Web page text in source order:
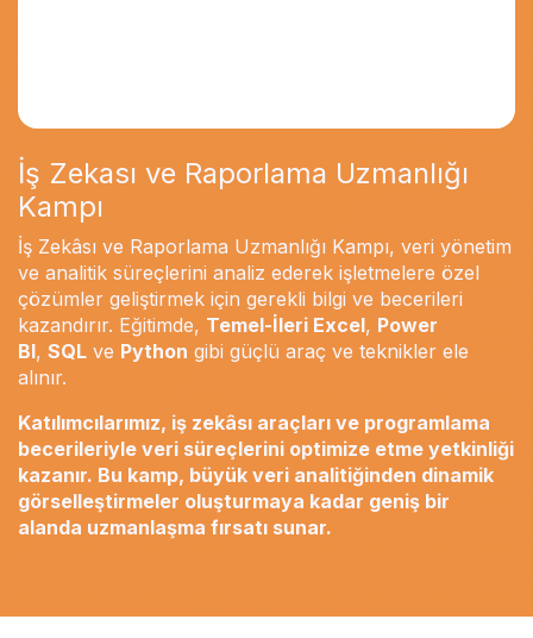
İş Zekası ve Raporlama Uzmanlığı
Kampı
İş Zekâsı ve Raporlama Uzmanlığı Kampı, veri yönetim
ve analitik süreçlerini analiz ederek işletmelere özel
çözümler geliştirmek için gerekli bilgi ve becerileri
kazandırır. Eğitimde, Temel-İleri Excel, Power
BI, SQL ve Python gibi güçlü araç ve teknikler ele
alınır.
Katılımcılarımız, iş zekâsı araçları ve programlama
becerileriyle veri süreçlerini optimize etme yetkinliği
kazanır. Bu kamp, büyük veri analitiğinden dinamik
görselleştirmeler oluşturmaya kadar geniş bir
alanda uzmanlaşma fırsatı sunar.